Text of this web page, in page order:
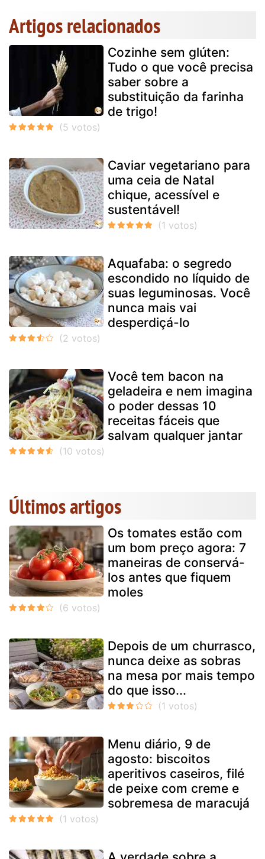
Artigos relacionados
Cozinhe sem glúten:
Tudo o que você precisa
saber sobre a
substituição da farinha
de trigo!
Caviar vegetariano para
uma ceia de Natal
chique, acessível e
sustentável!
Aquafaba: o segredo
escondido no líquido de
suas leguminosas. Você
nunca mais vai
desperdiçá-lo
Você tem bacon na
geladeira e nem imagina
o poder dessas 10
receitas fáceis que
salvam qualquer jantar
Últimos artigos
Os tomates estão com
um bom preço agora: 7
maneiras de conservá-
los antes que fiquem
moles
Depois de um churrasco,
nunca deixe as sobras
na mesa por mais tempo
do que isso...
Menu diário, 9 de
agosto: biscoitos
aperitivos caseiros, filé
de peixe com creme e
sobremesa de maracujá